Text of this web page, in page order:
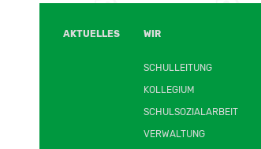
AKTUELLES WIR
SCHULLEITUNG
KOLLEGIUM
SCHULSOZIALARBEIT
VERWALTUNG